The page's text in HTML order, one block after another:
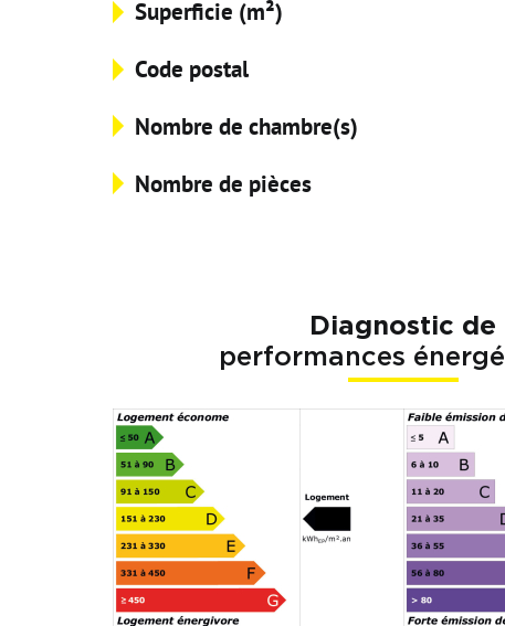
Superficie (m²)
Code postal
Nombre de chambre(s)
Nombre de pièces
Diagnostic de
performances